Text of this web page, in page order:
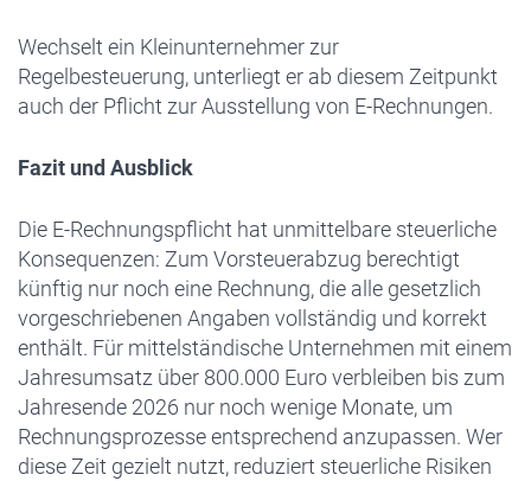
Wechselt ein Kleinunternehmer zur
Regelbesteuerung, unterliegt er ab diesem Zeitpunkt
auch der Pflicht zur Ausstellung von E-Rechnungen.
Fazit und Ausblick
Die E-Rechnungspflicht hat unmittelbare steuerliche
Konsequenzen: Zum Vorsteuerabzug berechtigt
künftig nur noch eine Rechnung, die alle gesetzlich
vorgeschriebenen Angaben vollständig und korrekt
enthält. Für mittelständische Unternehmen mit einem
Jahresumsatz über 800.000 Euro verbleiben bis zum
Jahresende 2026 nur noch wenige Monate, um
Rechnungsprozesse entsprechend anzupassen. Wer
diese Zeit gezielt nutzt, reduziert steuerliche Risiken